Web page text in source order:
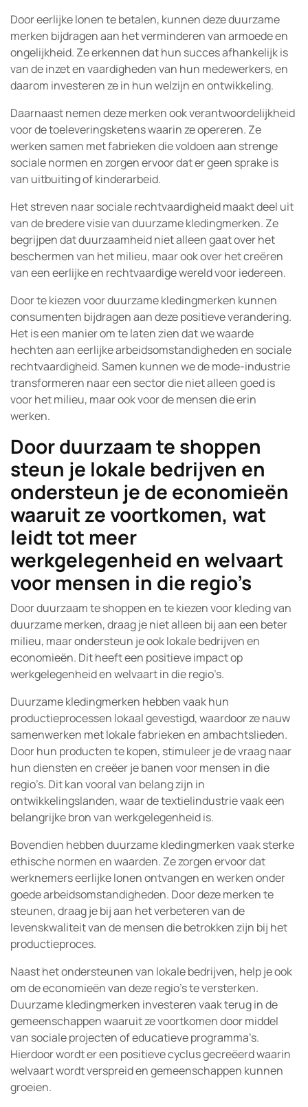
Door eerlijke lonen te betalen, kunnen deze duurzame
merken bijdragen aan het verminderen van armoede en
ongelijkheid. Ze erkennen dat hun succes afhankelijk is
van de inzet en vaardigheden van hun medewerkers, en
daarom investeren ze in hun welzijn en ontwikkeling.
Daarnaast nemen deze merken ook verantwoordelijkheid
voor de toeleveringsketens waarin ze opereren. Ze
werken samen met fabrieken die voldoen aan strenge
sociale normen en zorgen ervoor dat er geen sprake is
van uitbuiting of kinderarbeid.
Het streven naar sociale rechtvaardigheid maakt deel uit
van de bredere visie van duurzame kledingmerken. Ze
begrijpen dat duurzaamheid niet alleen gaat over het
beschermen van het milieu, maar ook over het creëren
van een eerlijke en rechtvaardige wereld voor iedereen.
Door te kiezen voor duurzame kledingmerken kunnen
consumenten bijdragen aan deze positieve verandering.
Het is een manier om te laten zien dat we waarde
hechten aan eerlijke arbeidsomstandigheden en sociale
rechtvaardigheid. Samen kunnen we de mode-industrie
transformeren naar een sector die niet alleen goed is
voor het milieu, maar ook voor de mensen die erin
werken.
Door duurzaam te shoppen
steun je lokale bedrijven en
ondersteun je de economieën
waaruit ze voortkomen, wat
leidt tot meer
werkgelegenheid en welvaart
voor mensen in die regio’s
Door duurzaam te shoppen en te kiezen voor kleding van
duurzame merken, draag je niet alleen bij aan een beter
milieu, maar ondersteun je ook lokale bedrijven en
economieën. Dit heeft een positieve impact op
werkgelegenheid en welvaart in die regio’s.
Duurzame kledingmerken hebben vaak hun
productieprocessen lokaal gevestigd, waardoor ze nauw
samenwerken met lokale fabrieken en ambachtslieden.
Door hun producten te kopen, stimuleer je de vraag naar
hun diensten en creëer je banen voor mensen in die
regio’s. Dit kan vooral van belang zijn in
ontwikkelingslanden, waar de textielindustrie vaak een
belangrijke bron van werkgelegenheid is.
Bovendien hebben duurzame kledingmerken vaak sterke
ethische normen en waarden. Ze zorgen ervoor dat
werknemers eerlijke lonen ontvangen en werken onder
goede arbeidsomstandigheden. Door deze merken te
steunen, draag je bij aan het verbeteren van de
levenskwaliteit van de mensen die betrokken zijn bij het
productieproces.
Naast het ondersteunen van lokale bedrijven, help je ook
om de economieën van deze regio’s te versterken.
Duurzame kledingmerken investeren vaak terug in de
gemeenschappen waaruit ze voortkomen door middel
van sociale projecten of educatieve programma’s.
Hierdoor wordt er een positieve cyclus gecreëerd waarin
welvaart wordt verspreid en gemeenschappen kunnen
groeien.